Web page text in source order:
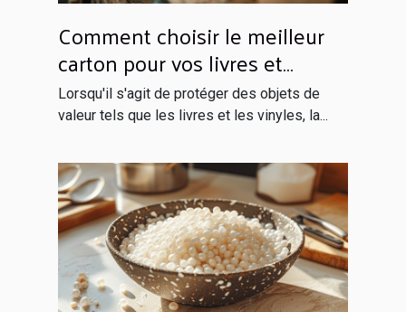
Comment choisir le meilleur
carton pour vos livres et
vinyles
Lorsqu'il s'agit de protéger des objets de
valeur tels que les livres et les vinyles, la...